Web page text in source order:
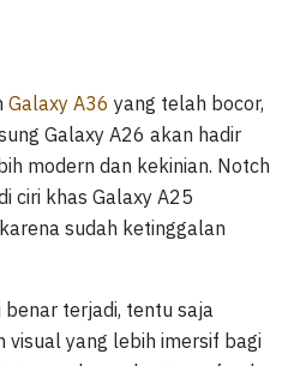
Galaxy A36 yang telah bocor,
Galaxy A26 akan hadir
modern dan kekinian. Notch
ciri khas Galaxy A25
sudah ketinggalan
benar terjadi, tentu saja
yang lebih imersif bagi